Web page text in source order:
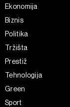
Ekonomija
Biznis
Politika
Tržišta
Prestiž
Tehnologija
Green
Sport